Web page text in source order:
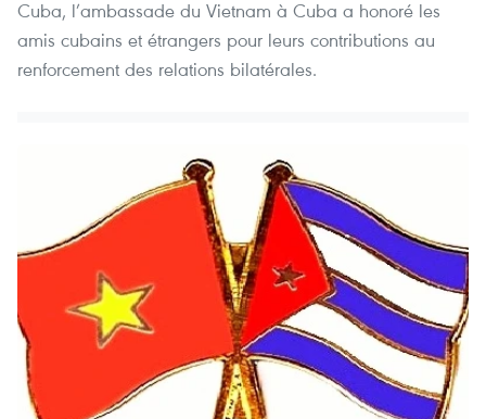
Cuba, l’ambassade du Vietnam à Cuba a honoré les
amis cubains et étrangers pour leurs contributions au
renforcement des relations bilatérales.